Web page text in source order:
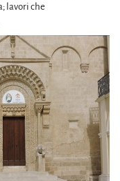
lavori che